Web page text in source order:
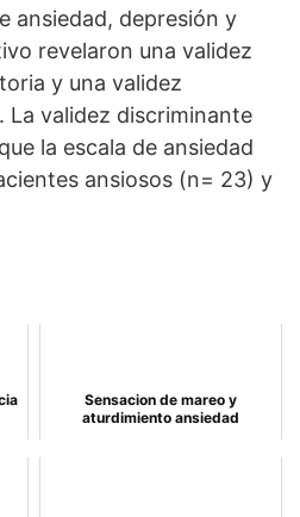
ansiedad, depresión y
revelaron una validez
y una validez
La validez discriminante
la escala de ansiedad
ansiosos (n= 23) y
Sensacion de mareo y
aturdimiento ansiedad